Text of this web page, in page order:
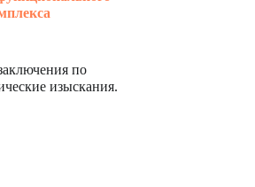
по
изыскания.